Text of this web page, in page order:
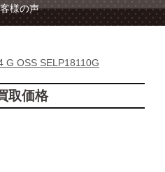
様の声
G OSS SELP18110G
取価格